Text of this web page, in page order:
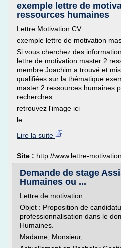
exemple lettre de
ressources humaines
Lettre Motivation CV
exemple lettre de motivation
Si vous cherchez des
lettre de motivation master 2
membre Joachim a trouvé et
qualifiées sur la thématique
master 2 ressources humaines
recherches.
retrouvez l'image ici
le...
Lire la suite
Site : http://www.lettre-
Demande de stage
Humaines ou ...
Lettre de motivation
Objet : Proposition de
professionnalisation dans le
Humaines.
Madame, Monsieur,